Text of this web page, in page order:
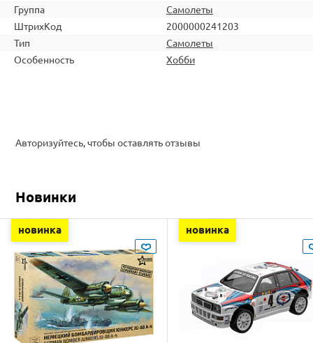
Группа
Самолеты
ШтрихКод
2000000241203
Тип
Самолеты
Особенность
Хобби
Авторизуйтесь, чтобы оставлять отзывы
Новинки
новинка новинка